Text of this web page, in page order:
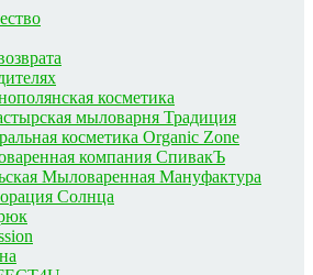
косметика
мыловарня Традиция
косметика Organic Zone
компания СпивакЪ
Мыловаренная Мануфактура
Солнца